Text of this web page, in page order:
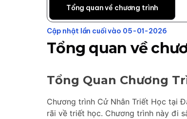
Tổng quan về chương trình
Cập nhật lần cuối vào 05-01-2026
Tổng quan về
Tổng Quan Chương
Chương trình Cử Nhân Triết Học tại
rãi về triết học. Chương trình này đi